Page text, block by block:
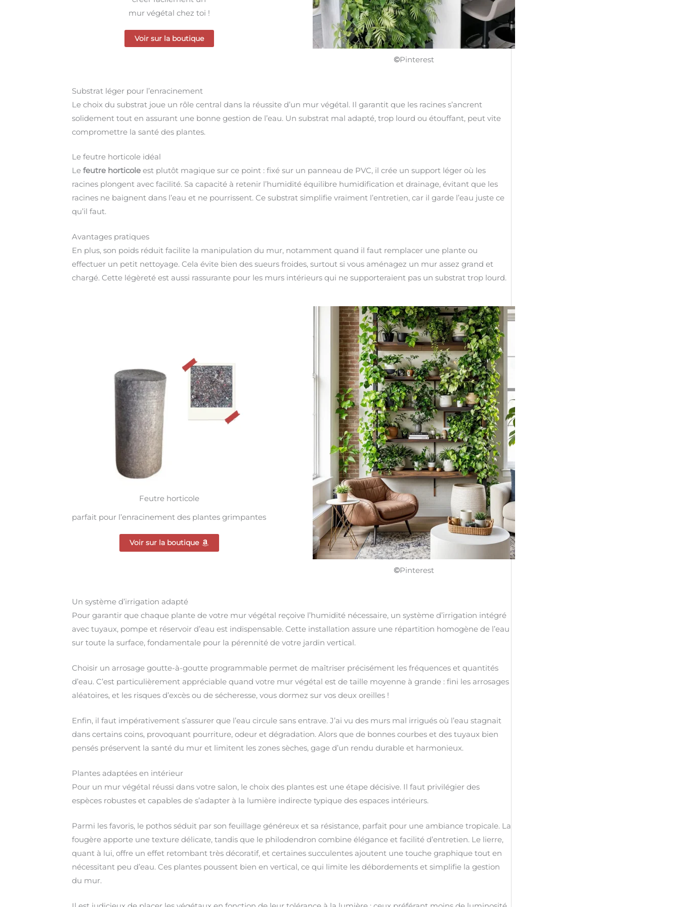
mur végétal chez toi !
Voir sur la boutique
©Pinterest
Substrat léger pour l’enracinement
Le choix du substrat joue un rôle central dans la réussite d’un mur végétal. Il garantit que les racines s’ancrent
solidement tout en assurant une bonne gestion de l’eau. Un substrat mal adapté, trop lourd ou étouffant, peut vite
compromettre la santé des plantes.
Le feutre horticole idéal
Le feutre horticole est plutôt magique sur ce point : fixé sur un panneau de PVC, il crée un support léger où les
racines plongent avec facilité. Sa capacité à retenir l’humidité équilibre humidification et drainage, évitant que les
racines ne baignent dans l’eau et ne pourrissent. Ce substrat simplifie vraiment l’entretien, car il garde l’eau juste ce
qu’il faut.
Avantages pratiques
En plus, son poids réduit facilite la manipulation du mur, notamment quand il faut remplacer une plante ou
effectuer un petit nettoyage. Cela évite bien des sueurs froides, surtout si vous aménagez un mur assez grand et
chargé. Cette légèreté est aussi rassurante pour les murs intérieurs qui ne supporteraient pas un substrat trop lourd.
Feutre horticole
parfait pour l’enracinement des plantes grimpantes
Voir sur la boutique
©Pinterest
Un système d’irrigation adapté
Pour garantir que chaque plante de votre mur végétal reçoive l’humidité nécessaire, un système d’irrigation intégré
avec tuyaux, pompe et réservoir d’eau est indispensable. Cette installation assure une répartition homogène de l’eau
sur toute la surface, fondamentale pour la pérennité de votre jardin vertical.
Choisir un arrosage goutte-à-goutte programmable permet de maîtriser précisément les fréquences et quantités
d’eau. C’est particulièrement appréciable quand votre mur végétal est de taille moyenne à grande : fini les arrosages
aléatoires, et les risques d’excès ou de sécheresse, vous dormez sur vos deux oreilles !
Enfin, il faut impérativement s’assurer que l’eau circule sans entrave. J’ai vu des murs mal irrigués où l’eau stagnait
dans certains coins, provoquant pourriture, odeur et dégradation. Alors que de bonnes courbes et des tuyaux bien
pensés préservent la santé du mur et limitent les zones sèches, gage d’un rendu durable et harmonieux.
Plantes adaptées en intérieur
Pour un mur végétal réussi dans votre salon, le choix des plantes est une étape décisive. Il faut privilégier des
espèces robustes et capables de s’adapter à la lumière indirecte typique des espaces intérieurs.
Parmi les favoris, le pothos séduit par son feuillage généreux et sa résistance, parfait pour une ambiance tropicale. La
fougère apporte une texture délicate, tandis que le philodendron combine élégance et facilité d’entretien. Le lierre,
quant à lui, offre un effet retombant très décoratif, et certaines succulentes ajoutent une touche graphique tout en
nécessitant peu d’eau. Ces plantes poussent bien en vertical, ce qui limite les débordements et simplifie la gestion
du mur.